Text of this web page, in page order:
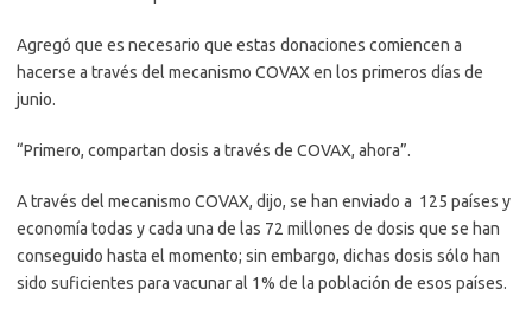
Agregó que es necesario que estas donaciones comiencen a
hacerse a través del mecanismo COVAX en los primeros días de
junio.
“Primero, compartan dosis a través de COVAX, ahora”.
A través del mecanismo COVAX, dijo, se han enviado a 125 países y
economía todas y cada una de las 72 millones de dosis que se han
conseguido hasta el momento; sin embargo, dichas dosis sólo han
sido suficientes para vacunar al 1% de la población de esos países.